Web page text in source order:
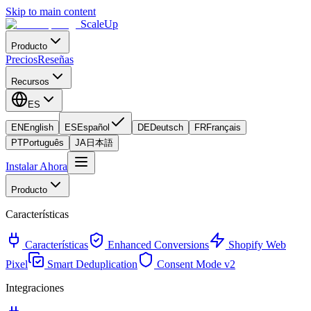
Skip to main content
ScaleUp
Producto
PreciosReseñas
Recursos
ES
EN English ES Español DEDeutsch FRFrançais
PTPortuguês JA 日本語
Instalar Ahora
Producto
Características
Características Enhanced Conversions
Shopify Web
Pixel
Smart Deduplication
Consent Mode v2
Integraciones